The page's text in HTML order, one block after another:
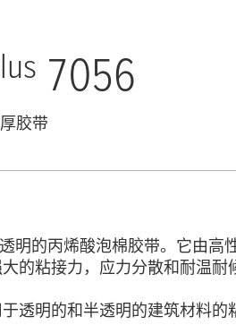
7056
胶带
明的丙烯酸泡棉胶带。它由高
的粘接力，应力分散和耐温耐
透明的和半透明的建筑材料的